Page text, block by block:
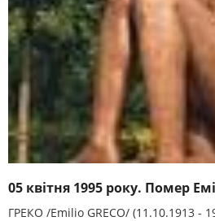
05 квітня 1995 року. Помер
ГРЕКО /Emilio GRECO/ (11.10.1913 -